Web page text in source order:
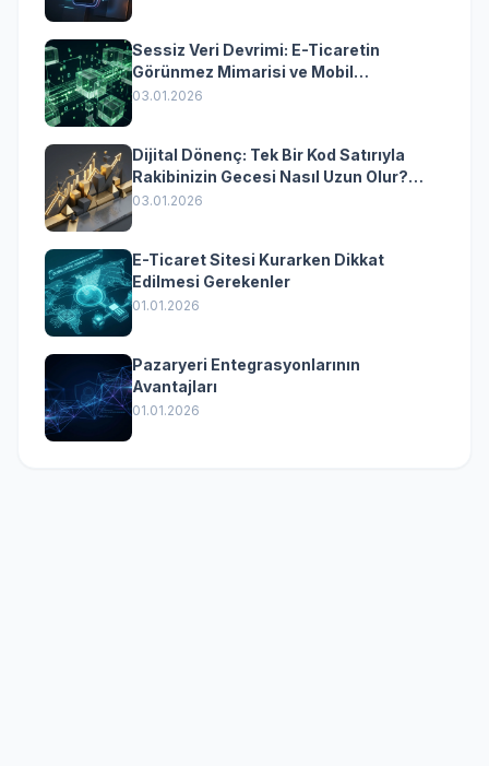
Sessiz Veri Devrimi: E-Ticaretin
Görünmez Mimarisi ve Mobil
Dönüşümün Kurumsal Anahtarı
03.01.2026
Dijital Dönenç: Tek Bir Kod Satırıyla
Rakibinizin Gecesi Nasıl Uzun Olur?
(Kurumsal Yazılımın Güçlü Rolü)
03.01.2026
E-Ticaret Sitesi Kurarken Dikkat
Edilmesi Gerekenler
01.01.2026
Pazaryeri Entegrasyonlarının
Avantajları
01.01.2026